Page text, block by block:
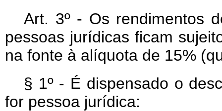
Art. 3º - Os rendimentos
pessoas jurídicas ficam
na fonte à alíquota de 15%
§ 1º - É dispensado o
for pessoa jurídica: